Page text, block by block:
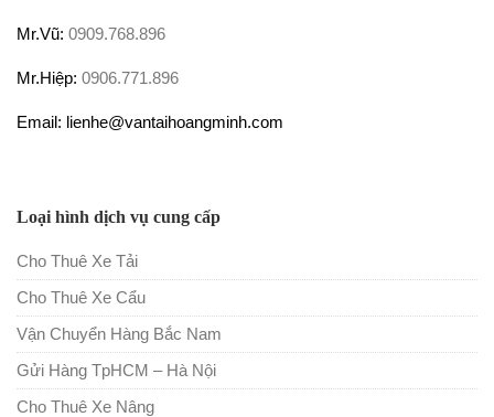
Mr.Vũ: 0909.768.896
Mr.Hiệp: 0906.771.896
Email: lienhe@vantaihoangminh.com
Loại hình dịch vụ cung cấp
Cho Thuê Xe Tải
Cho Thuê Xe Cẩu
Vận Chuyển Hàng Bắc Nam
Gửi Hàng TpHCM – Hà Nội
Cho Thuê Xe Nâng